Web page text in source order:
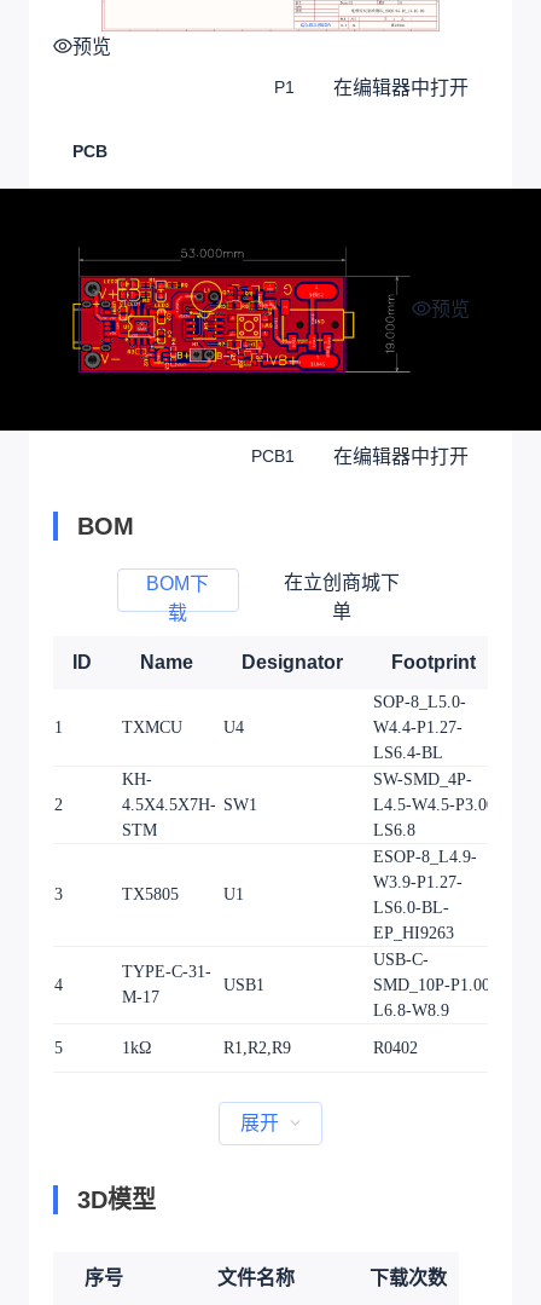
预览
P1 在编辑器中打开
PCB
预览
PCB1 在编辑器中打开
BOM
BOM下
载
在立创商城下
单
ID Name Designator Footprint
1 TXMCU U4
SOP-8_L5.0-
W4.4-P1.27-
LS6.4-BL
2
KH-
4.5X4.5X7H-
STM
SW1
SW-SMD_4P-
L4.5-W4.5-P3.00-
LS6.8
3 TX5805 U1
ESOP-8_L4.9-
W3.9-P1.27-
LS6.0-BL-
EP_HI9263
4
TYPE-C-31-
M-17
USB1
USB-C-
SMD_10P-P1.00-
L6.8-W8.9
5 1kΩ R1,R2,R9 R0402
展开
3D模型
序号 文件名称 下载次数